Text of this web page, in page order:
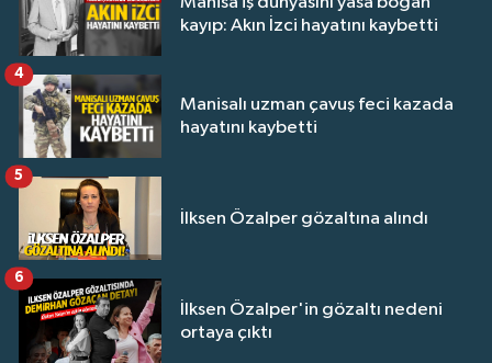
kayıp: Akın İzci hayatını kaybetti
Manisalı uzman çavuş feci kazada
hayatını kaybetti
4
İlksen Özalper gözaltına alındı
5
İlksen Özalper'in gözaltı nedeni
ortaya çıktı
6